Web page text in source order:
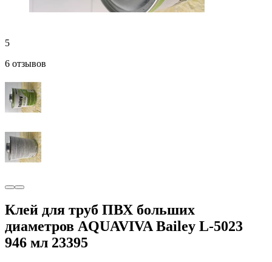
5
6 отзывов
Клей для труб ПВХ больших
диаметров AQUAVIVA Bailey L-5023
946 мл 23395